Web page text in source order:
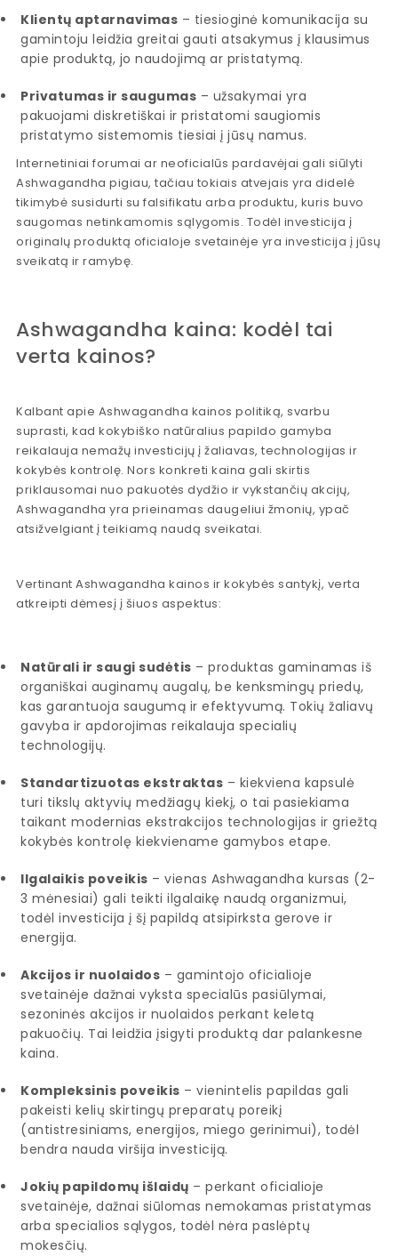
Klientų aptarnavimas – tiesioginė komunikacija su
gamintoju leidžia greitai gauti atsakymus į klausimus
apie produktą, jo naudojimą ar pristatymą.
Privatumas ir saugumas – užsakymai yra
pakuojami diskretiškai ir pristatomi saugiomis
pristatymo sistemomis tiesiai į jūsų namus.
Internetiniai forumai ar neoficialūs pardavėjai gali siūlyti
Ashwagandha pigiau, tačiau tokiais atvejais yra didelė
tikimybė susidurti su falsifikatu arba produktu, kuris buvo
saugomas netinkamomis sąlygomis. Todėl investicija į
originalų produktą oficialoje svetainėje yra investicija į jūsų
sveikatą ir ramybę.
Ashwagandha kaina: kodėl tai
verta kainos?
Kalbant apie Ashwagandha kainos politiką, svarbu
suprasti, kad kokybiško natūralius papildo gamyba
reikalauja nemažų investicijų į žaliavas, technologijas ir
kokybės kontrolę. Nors konkreti kaina gali skirtis
priklausomai nuo pakuotės dydžio ir vykstančių akcijų,
Ashwagandha yra prieinamas daugeliui žmonių, ypač
atsižvelgiant į teikiamą naudą sveikatai.
Vertinant Ashwagandha kainos ir kokybės santykį, verta
atkreipti dėmesį į šiuos aspektus:
Natūrali ir saugi sudėtis – produktas gaminamas iš
organiškai auginamų augalų, be kenksmingų priedų,
kas garantuoja saugumą ir efektyvumą. Tokių žaliavų
gavyba ir apdorojimas reikalauja specialių
technologijų.
Standartizuotas ekstraktas – kiekviena kapsulė
turi tikslų aktyvių medžiagų kiekį, o tai pasiekiama
taikant modernias ekstrakcijos technologijas ir griežtą
kokybės kontrolę kiekviename gamybos etape.
Ilgalaikis poveikis – vienas Ashwagandha kursas (2-
3 mėnesiai) gali teikti ilgalaikę naudą organizmui,
todėl investicija į šį papildą atsipirksta gerove ir
energija.
Akcijos ir nuolaidos – gamintojo oficialioje
svetainėje dažnai vyksta specialūs pasiūlymai,
sezoninės akcijos ir nuolaidos perkant keletą
pakuočių. Tai leidžia įsigyti produktą dar palankesne
kaina.
Kompleksinis poveikis – vienintelis papildas gali
pakeisti kelių skirtingų preparatų poreikį
(antistresiniams, energijos, miego gerinimui), todėl
bendra nauda viršija investiciją.
Jokių papildomų išlaidų – perkant oficialioje
svetainėje, dažnai siūlomas nemokamas pristatymas
arba specialios sąlygos, todėl nėra paslėptų
mokesčių.